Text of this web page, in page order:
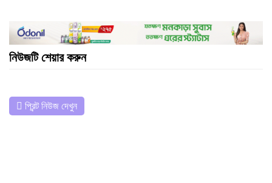
নিউজটি শেয়ার করুন
প্রিন্ট নিউজ দেখুন